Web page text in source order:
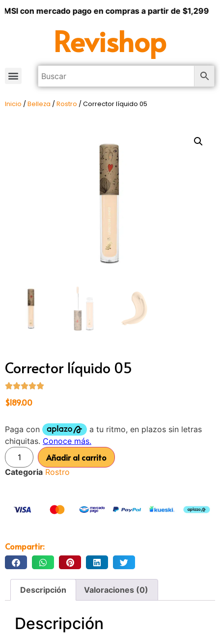
con mercado pago en compras a partir de $1,299
Revishop
Inicio / Belleza / Rostro / Corrector líquido 05
Corrector líquido 05
$189.00
Añadir al carrito
Categoria Rostro
Compartir:
Descripción Valoraciones (0)
Descripción